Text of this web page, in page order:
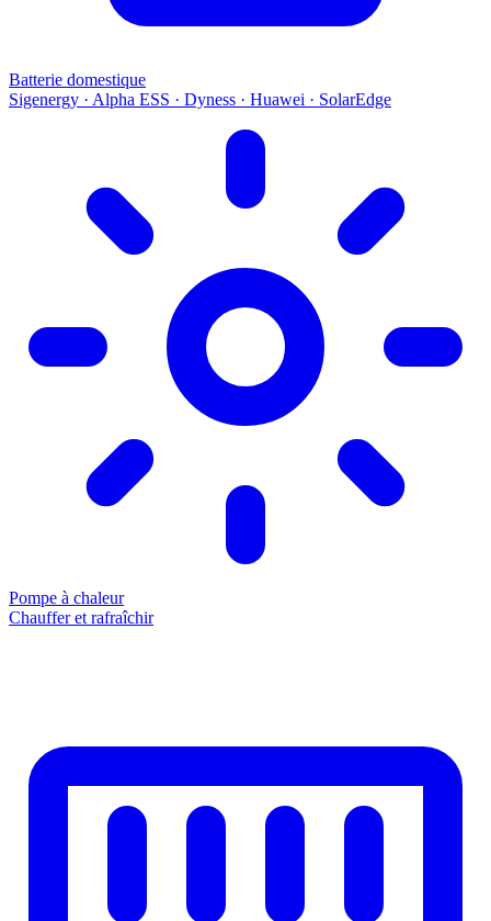
Batterie domestique
Sigenergy · Alpha ESS · Dyness · Huawei · SolarEdge
Pompe à chaleur
Chauffer et rafraîchir